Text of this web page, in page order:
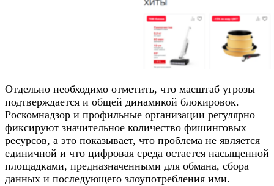
Отдельно необходимо отметить, что масштаб угрозы
подтверждается и общей динамикой блокировок.
Роскомнадзор и профильные организации регулярно
фиксируют значительное количество фишинговых
ресурсов, а это показывает, что проблема не является
единичной и что цифровая среда остается насыщенной
площадками, предназначенными для обмана, сбора
данных и последующего злоупотребления ими.